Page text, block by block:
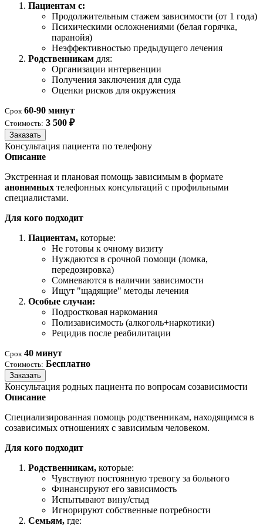
Пациентам с:
Продолжительным стажем зависимости (от 1 года)
Психическими осложнениями (белая горячка,
паранойя)
Неэффективностью предыдущего лечения
Родственникам для:
Организации интервенции
Получения заключения для суда
Оценки рисков для окружения
Срок 60-90 минут
Стоимость: 3 500 ₽
Заказать
Консультация пациента по телефону
Описание
Экстренная и плановая помощь зависимым в формате
анонимных телефонных консультаций с профильными
специалистами.
Для кого подходит
Пациентам, которые:
Не готовы к очному визиту
Нуждаются в срочной помощи (ломка,
передозировка)
Сомневаются в наличии зависимости
Ищут "щадящие" методы лечения
Особые случаи:
Подростковая наркомания
Полизависимость (алкоголь+наркотики)
Рецидив после реабилитации
Срок 40 минут
Стоимость: Бесплатно
Заказать
Консультация родных пациента по вопросам созависимости
Описание
Специализированная помощь родственникам, находящимся в
созависимых отношениях с зависимым человеком.
Для кого подходит
Родственникам, которые:
Чувствуют постоянную тревогу за больного
Финансируют его зависимость
Испытывают вину/стыд
Игнорируют собственные потребности
Семьям, где: